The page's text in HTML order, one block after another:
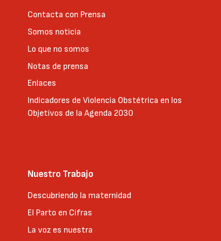
Contacta con Prensa
Somos noticia
Lo que no somos
Notas de prensa
Enlaces
Indicadores de Violencia Obstétrica en los
Objetivos de la Agenda 2030
Nuestro Trabajo
Descubriendo la maternidad
El Parto en Cifras
La voz es nuestra